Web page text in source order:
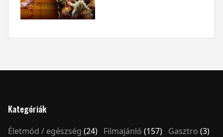
Kategóriák
Életmód / egészség (24) Filmajánló (157) Gasztro (3)